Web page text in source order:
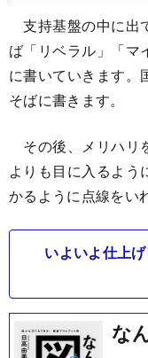
支持基盤の中に出
ば「リベラル」「マ
に書いていきます。
そばに書きます。
その後、メリハリ
よりも目に入るよう
かるように点線をい
いよいよ仕上
な